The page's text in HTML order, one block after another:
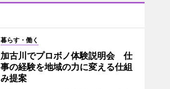
暮らす・働く
加古川でプロボノ体験説明会 仕
事の経験を地域の力に変える仕組
み提案